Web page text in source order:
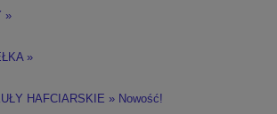
»
»
HAFCIARSKIE » Nowość!